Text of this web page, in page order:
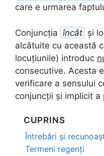
care e urmarea
Conjuncția încât și
alcătuite cu această
locuțiunile) introduc
consecutive. Acesta
verificare a sensului
conjuncții și implicit
CUPRINS
Întrebări și
Termeni regenți